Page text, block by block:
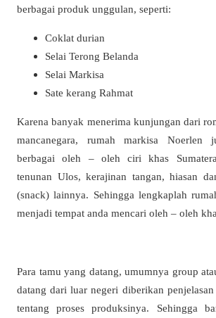
berbagai produk unggulan, seperti:
Coklat durian
Selai Terong Belanda
Selai Markisa
Sate kerang Rahmat
Karena banyak menerima kunjungan dari
mancanegara, rumah markisa Noerlen
berbagai oleh – oleh ciri khas
tenunan Ulos, kerajinan tangan, hiasan
(snack) lainnya. Sehingga lengkaplah
menjadi tempat anda mencari oleh – oleh
Para tamu yang datang, umumnya group
datang dari luar negeri diberikan
tentang proses produksinya. Sehingga